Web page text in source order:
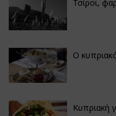
Τσίροι,
Ο
Κυπριακή